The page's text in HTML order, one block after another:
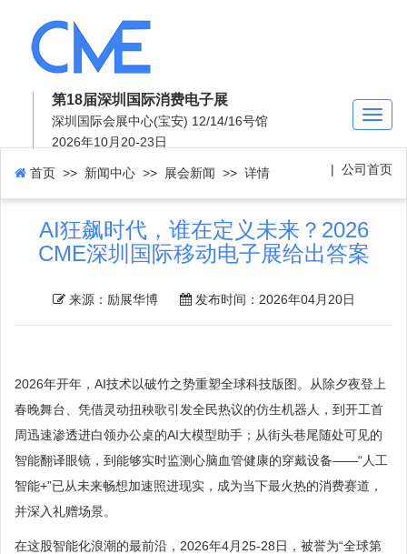
第18届深圳国际消费电子展
深圳国际会展中心(宝安) 12/14/16号馆
2026年10月20-23日
| 公司首页
首页 >> 新闻中心 >> 展会新闻 >> 详情
AI狂飙时代，谁在定义未来？2026
CME深圳国际移动电子展给出答案
来源：励展华博 发布时间：2026年04月20日
2026年开年，AI技术以破竹之势重塑全球科技版图。从除夕夜登上
春晚舞台、凭借灵动扭秧歌引发全民热议的仿生机器人，到开工首
周迅速渗透进白领办公桌的AI大模型助手；从街头巷尾随处可见的
智能翻译眼镜，到能够实时监测心脑血管健康的穿戴设备——“人工
智能+”已从未来畅想加速照进现实，成为当下最火热的消费赛道，
并深入礼赠场景。
在这股智能化浪潮的最前沿，2026年4月25-28日，被誉为“全球第